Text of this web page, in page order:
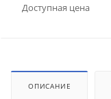
Доступная цена
ОПИСАНИЕ